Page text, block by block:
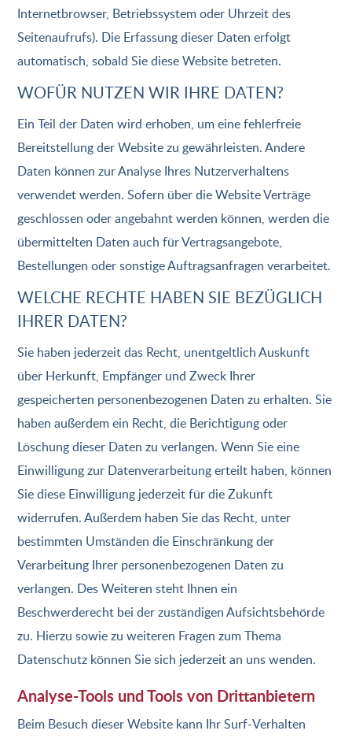
Internetbrowser, Betriebssystem oder Uhrzeit des
Seitenaufrufs). Die Erfassung dieser Daten erfolgt
automatisch, sobald Sie diese Website betreten.
WOFÜR NUTZEN WIR IHRE DATEN?
Ein Teil der Daten wird erhoben, um eine fehlerfreie
Bereitstellung der Website zu gewährleisten. Andere
Daten können zur Analyse Ihres Nutzerverhaltens
verwendet werden. Sofern über die Website Verträge
geschlossen oder angebahnt werden können, werden die
übermittelten Daten auch für Vertragsangebote,
Bestellungen oder sonstige Auftragsanfragen verarbeitet.
WELCHE RECHTE HABEN SIE BEZÜGLICH
IHRER DATEN?
Sie haben jederzeit das Recht, unentgeltlich Auskunft
über Herkunft, Empfänger und Zweck Ihrer
gespeicherten personenbezogenen Daten zu erhalten. Sie
haben außerdem ein Recht, die Berichtigung oder
Löschung dieser Daten zu verlangen. Wenn Sie eine
Einwilligung zur Datenverarbeitung erteilt haben, können
Sie diese Einwilligung jederzeit für die Zukunft
widerrufen. Außerdem haben Sie das Recht, unter
bestimmten Umständen die Einschränkung der
Verarbeitung Ihrer personenbezogenen Daten zu
verlangen. Des Weiteren steht Ihnen ein
Beschwerderecht bei der zuständigen Aufsichtsbehörde
zu. Hierzu sowie zu weiteren Fragen zum Thema
Datenschutz können Sie sich jederzeit an uns wenden.
Analyse-Tools und Tools von Dritt­anbietern
Beim Besuch dieser Website kann Ihr Surf-Verhalten